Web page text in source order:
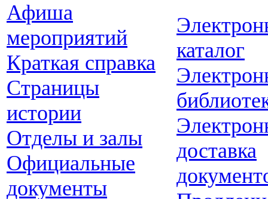
Афиша
мероприятий
Краткая справка
Страницы
истории
Отделы и залы
Официальные
документы
каталог
доставка